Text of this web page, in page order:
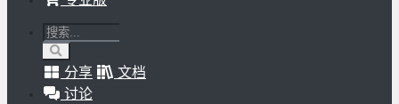
分享
文档
讨论